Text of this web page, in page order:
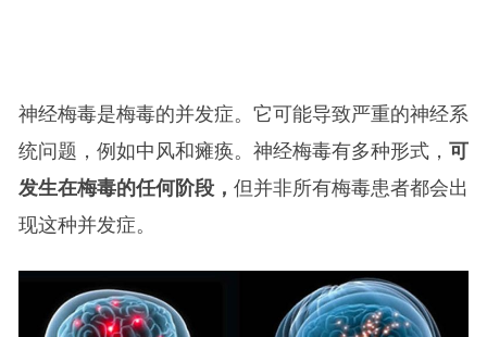
神经梅毒是梅毒的并发症。它可能导致严重的神经系
统问题，例如中风和瘫痪。神经梅毒有多种形式， 可
发生在梅毒的任何阶段， 但并非所有梅毒患者都会出
现这种并发症。